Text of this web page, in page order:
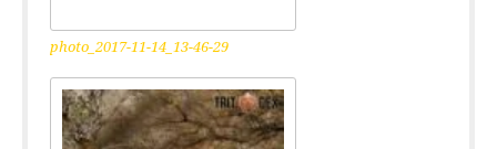
photo_2017-11-14_13-46-29